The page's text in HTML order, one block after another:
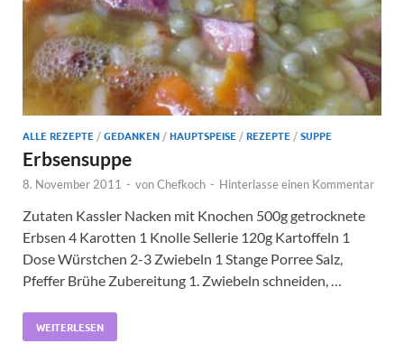
ALLE REZEPTE/GEDANKEN/HAUPTSPEISE/REZEPTE/SUPPE
Erbsensuppe
8. November 2011 - vonChefkoch - Hinterlasse einen Kommentar
Zutaten Kassler Nacken mit Knochen 500g getrocknete
Erbsen 4 Karotten 1 Knolle Sellerie 120g Kartoffeln 1
Dose Würstchen 2-3 Zwiebeln 1 Stange Porree Salz,
Pfeffer Brühe Zubereitung 1. Zwiebeln schneiden, …
WEITERLESEN